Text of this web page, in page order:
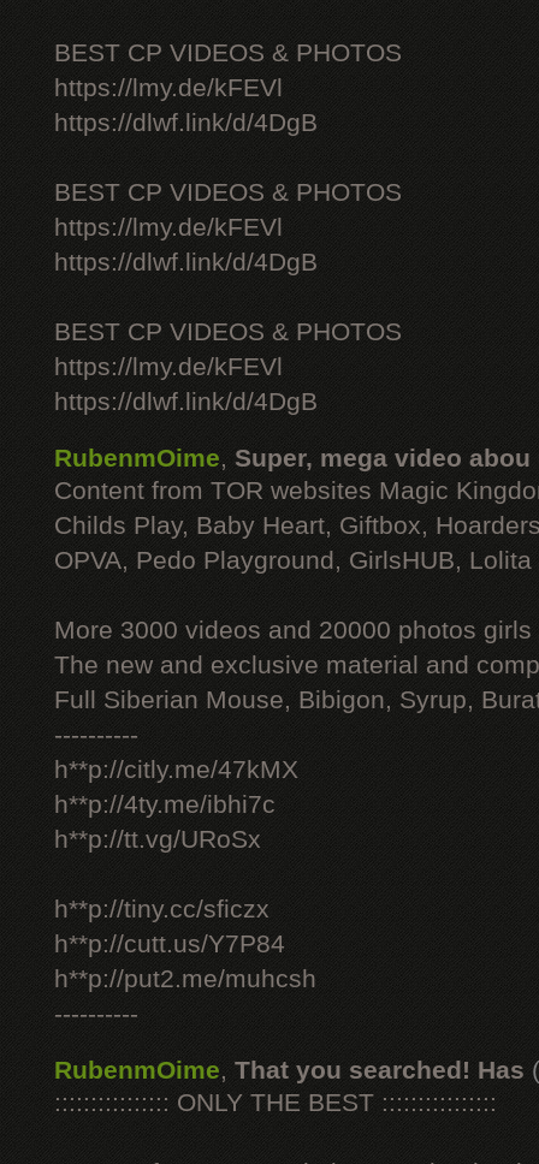
BEST CP VIDEOS & PHOTOS
https://lmy.de/kFEVl
https://dlwf.link/d/4DgB
BEST CP VIDEOS & PHOTOS
https://lmy.de/kFEVl
https://dlwf.link/d/4DgB
BEST CP VIDEOS & PHOTOS
https://lmy.de/kFEVl
https://dlwf.link/d/4DgB
RubenmOime, Super, mega video abou
Content from TOR websites Magic
Childs Play, Baby Heart, Giftbox,
OPVA, Pedo Playground, GirlsHUB, Lolita
More 3000 videos and 20000 photos
The new and exclusive material and
Full Siberian Mouse, Bibigon, Syrup,
----------
h**p://citly.me/47kMX
h**p://4ty.me/ibhi7c
h**p://tt.vg/URoSx
h**p://tiny.cc/sficzx
h**p://cutt.us/Y7P84
h**p://put2.me/muhcsh
----------
RubenmOime, That you searched! Has
:::::::::::::::: ONLY THE BEST ::::::::::::::::